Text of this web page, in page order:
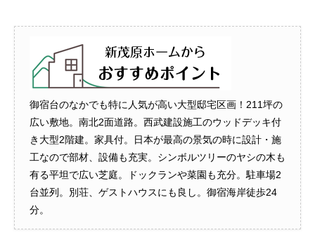
御宿台のなかでも特に人気が高い大型邸宅区画！211坪の
広い敷地。南北2面道路。西武建設施工のウッドデッキ付
き大型2階建。家具付。日本が最高の景気の時に設計・施
工なので部材、設備も充実。シンボルツリーのヤシの木も
有る平坦で広い芝庭。ドックランや菜園も充分。駐車場2
台並列。別荘、ゲストハウスにも良し。御宿海岸徒歩24
分。